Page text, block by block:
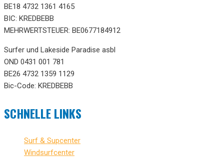
BE18 4732 1361 4165
BIC: KREDBEBB
MEHRWERTSTEUER: BE0677184912
Surfer und Lakeside Paradise asbl
OND 0431 001 781
BE26 4732 1359 1129
Bic-Code: KREDBEBB
SCHNELLE LINKS
Surf & Supcenter
Windsurfcenter